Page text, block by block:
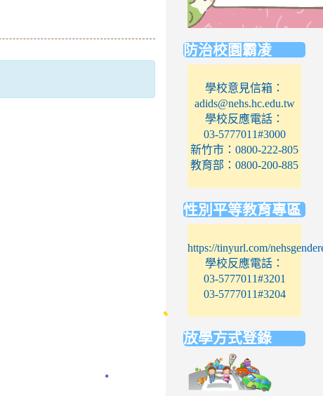
to
https://eliteracy.edu.tw/
防治校園霸凌
學校意見信箱：
adids@nehs.hc.edu.tw
學校反應電話：
03-5777011#3000
新竹市：0800-222-805
教育部：0800-200-885
性別平等教育專區
https://tinyurl.com/
學校反應電話：
03-5777011#3201
03-5777011#3204
放學方式登錄
https://